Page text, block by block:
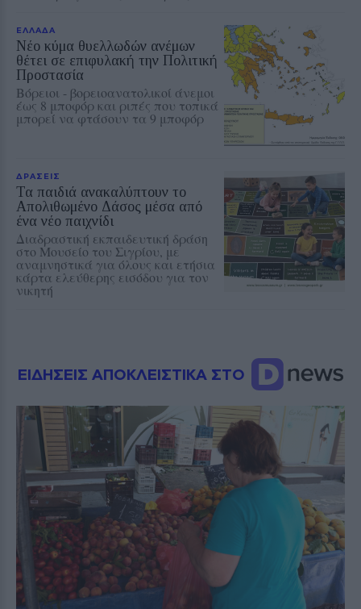
ΕΛΛΑΔΑ
Νέο κύμα θυελλωδών ανέμων
θέτει σε επιφυλακή την Πολιτική
Προστασία
Βόρειοι - βορειοανατολικοί άνεμοι
έως 8 μποφόρ και ριπές που τοπικά
μπορεί να φτάσουν τα 9 μποφόρ
ΔΡΑΣΕΙΣ
Τα παιδιά ανακαλύπτουν το
Απολιθωμένο Δάσος μέσα από
ένα νέο παιχνίδι
Διαδραστική εκπαιδευτική δράση
στο Μουσείο του Σιγρίου, με
αναμνηστικά για όλους και ετήσια
κάρτα ελεύθερης εισόδου για τον
νικητή
ΕΙΔΗΣΕΙΣ ΑΠΟΚΛΕΙΣΤΙΚΑ ΣΤΟ